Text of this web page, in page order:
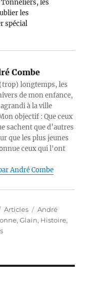
les
les
spécial
Combe
longtemps, les
de mon enfance,
à la ville
objectif : Que ceux
sachent que d’autres
que les plus jeunes
ceux qui l'ont
André Combe
Catégories
Articles Étiquettes
André
,Glain, Histoire,